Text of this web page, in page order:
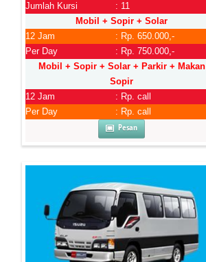
Jumlah Kursi
: 11
Mobil + Sopir + Solar
12 Jam
: Rp. 650.000,-
Per Day
: Rp. 750.000,-
Mobil + Sopir + Solar + Parkir + Makan
Sopir
12 Jam
: Rp. call
Per Day
: Rp. call
Pesan